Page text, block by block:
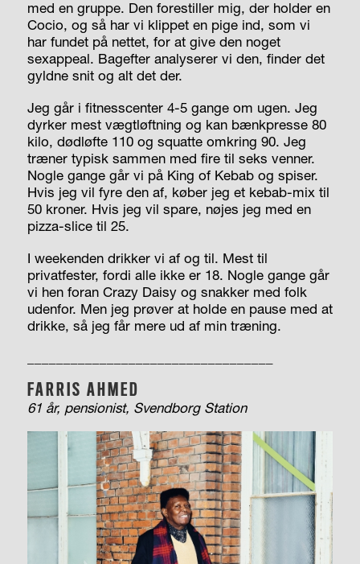
med en gruppe. Den forestiller mig, der holder en
Cocio, og så har vi klippet en pige ind, som vi
har fundet på nettet, for at give den noget
sexappeal. Bagefter analyserer vi den, finder det
gyldne snit og alt det der.
Jeg går i fitness­center 4-5 gange om ugen. Jeg
dyrker mest vægtløftning og kan bænkpresse 80
kilo, dødløfte 110 og squatte omkring 90. Jeg
træner typisk sammen med fire til seks venner.
Nogle gange går vi på King of Kebab og spiser.
Hvis jeg vil fyre den af, køber jeg et kebab-mix til
50 kroner. Hvis jeg vil spare, nøjes jeg med en
pizza-slice til 25.
I weekenden drikker vi af og til. Mest til
privatfester, fordi alle ikke er 18. Nogle gange går
vi hen foran Crazy Daisy og snakker med folk
udenfor. Men jeg prøver at holde en pause med at
drikke, så jeg får mere ud af min træning.
FARRIS AHMED
61 år, pensionist, Svendborg Station